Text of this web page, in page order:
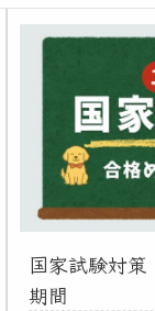
国家試験対
期間